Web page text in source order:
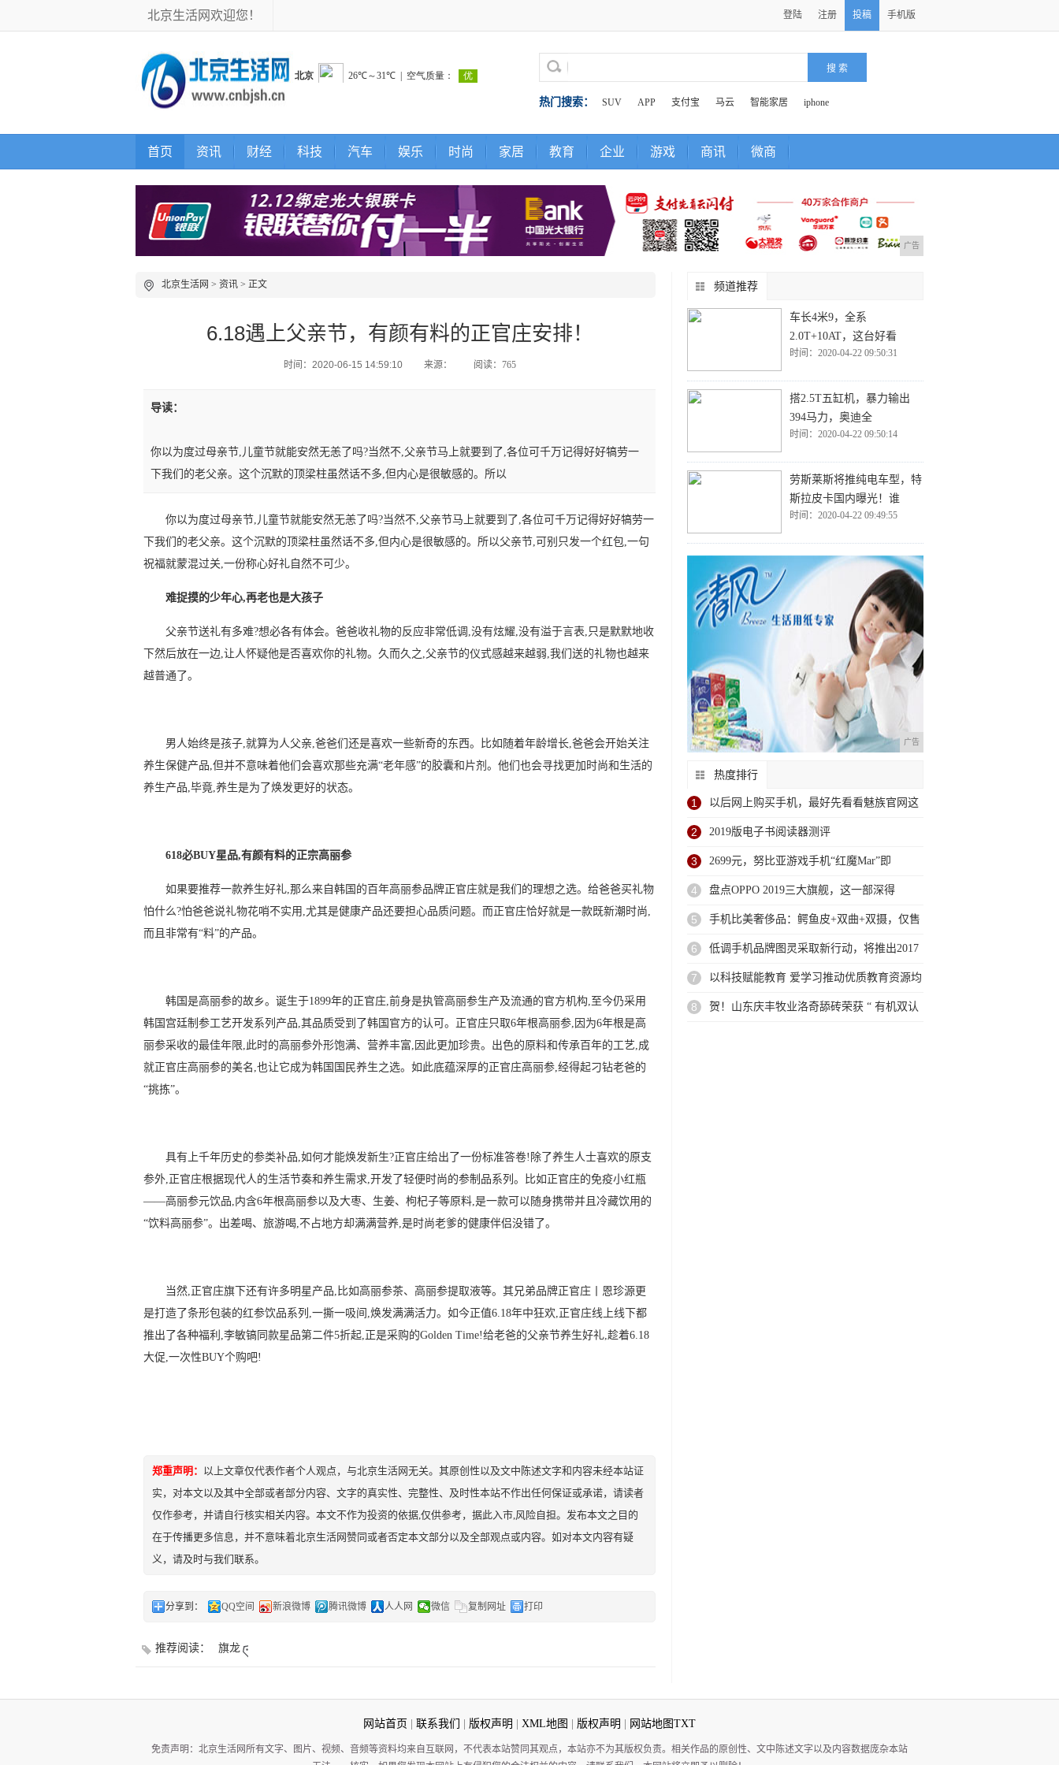
北京生活网欢迎您！ 登陆 注册 投稿 手机版
热门搜索： SUV APP 支付宝 马云 智能家居 iphone
首页 资讯 财经 科技 汽车 娱乐 时尚 家居 教育 企业 游戏 商讯 微商
广告
北京生活网 > 资讯 > 正文
6.18遇上父亲节，有颜有料的正官庄安排！
时间：2020-06-15 14:59:10 来源： 阅读：765
导读：
你以为度过母亲节,儿童节就能安然无恙了吗?当然不,父亲节马上就要到了,各位可千万记得好好犒劳一
下我们的老父亲。这个沉默的顶梁柱虽然话不多,但内心是很敏感的。所以
你以为度过母亲节,儿童节就能安然无恙了吗?当然不,父亲节马上就要到了,各位可千万记得好好犒劳一
下我们的老父亲。这个沉默的顶梁柱虽然话不多,但内心是很敏感的。所以父亲节,可别只发一个红包,一句
祝福就蒙混过关,一份称心好礼自然不可少。
难捉摸的少年心,再老也是大孩子
父亲节送礼有多难?想必各有体会。爸爸收礼物的反应非常低调,没有炫耀,没有溢于言表,只是默默地收
下然后放在一边,让人怀疑他是否喜欢你的礼物。久而久之,父亲节的仪式感越来越弱,我们送的礼物也越来
越普通了。
男人始终是孩子,就算为人父亲,爸爸们还是喜欢一些新奇的东西。比如随着年龄增长,爸爸会开始关注
养生保健产品,但并不意味着他们会喜欢那些充满“老年感”的胶囊和片剂。他们也会寻找更加时尚和生活的
养生产品,毕竟,养生是为了焕发更好的状态。
618必BUY星品,有颜有料的正宗高丽参
如果要推荐一款养生好礼,那么来自韩国的百年高丽参品牌正官庄就是我们的理想之选。给爸爸买礼物
怕什么?怕爸爸说礼物花哨不实用,尤其是健康产品还要担心品质问题。而正官庄恰好就是一款既新潮时尚,
而且非常有“料”的产品。
韩国是高丽参的故乡。诞生于1899年的正官庄,前身是执管高丽参生产及流通的官方机构,至今仍采用
韩国宫廷制参工艺开发系列产品,其品质受到了韩国官方的认可。正官庄只取6年根高丽参,因为6年根是高
丽参采收的最佳年限,此时的高丽参外形饱满、营养丰富,因此更加珍贵。出色的原料和传承百年的工艺,成
就正官庄高丽参的美名,也让它成为韩国国民养生之选。如此底蕴深厚的正官庄高丽参,经得起刁钻老爸的
“挑拣”。
具有上千年历史的参类补品,如何才能焕发新生?正官庄给出了一份标准答卷!除了养生人士喜欢的原支
参外,正官庄根据现代人的生活节奏和养生需求,开发了轻便时尚的参制品系列。比如正官庄的免疫小红瓶
——高丽参元饮品,内含6年根高丽参以及大枣、生姜、枸杞子等原料,是一款可以随身携带并且冷藏饮用的
“饮料高丽参”。出差喝、旅游喝,不占地方却满满营养,是时尚老爹的健康伴侣没错了。
当然,正官庄旗下还有许多明星产品,比如高丽参茶、高丽参提取液等。其兄弟品牌正官庄丨恩珍源更
是打造了条形包装的红参饮品系列,一撕一吸间,焕发满满活力。如今正值6.18年中狂欢,正官庄线上线下都
推出了各种福利,李敏镐同款星品第二件5折起,正是采购的Golden Time!给老爸的父亲节养生好礼,趁着6.18
大促,一次性BUY个购吧!
郑重声明： 以上文章仅代表作者个人观点，与北京生活网无关。其原创性以及文中陈述文字和内容未经本站证
实，对本文以及其中全部或者部分内容、文字的真实性、完整性、及时性本站不作出任何保证或承诺，请读者
仅作参考，并请自行核实相关内容。本文不作为投资的依据,仅供参考，据此入市,风险自担。发布本文之目的
在于传播更多信息，并不意味着北京生活网赞同或者否定本文部分以及全部观点或内容。如对本文内容有疑
义，请及时与我们联系。
分享到： QQ空间 新浪微博 腾讯微博 人人网 微信 复制网址 打印
推荐阅读： 旗龙
频道推荐
车长4米9，全系
2.0T+10AT，这台好看
时间：2020-04-22 09:50:31
搭2.5T五缸机，暴力输出
394马力，奥迪全
时间：2020-04-22 09:50:14
劳斯莱斯将推纯电车型，特
斯拉皮卡国内曝光！谁
时间：2020-04-22 09:49:55
广告
热度排行
1 以后网上购买手机，最好先看看魅族官网这
个
2 2019版电子书阅读器测评
3 2699元，努比亚游戏手机“红魔Mar”即
4 盘点OPPO 2019三大旗舰，这一部深得
5 手机比美奢侈品：鳄鱼皮+双曲+双摄，仅售
1
6 低调手机品牌图灵采取新行动，将推出2017
7 以科技赋能教育 爱学习推动优质教育资源均
衡
8 贺！山东庆丰牧业洛奇舔砖荣获 “ 有机双认
网站首页 联系我们 版权声明 XML地图 版权声明 网站地图TXT
免责声明：北京生活网所有文字、图片、视频、音频等资料均来自互联网，不代表本站赞同其观点，本站亦不为其版权负责。相关作品的原创性、文中陈述文字以及内容数据庞杂本站